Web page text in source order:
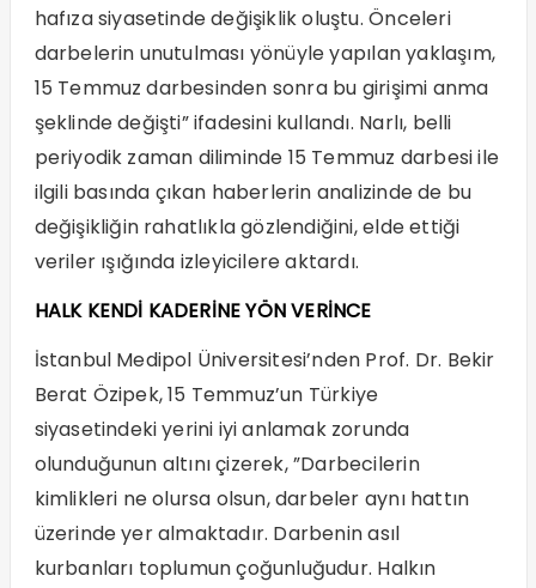
hafıza siyasetinde değişiklik oluştu. Önceleri
darbelerin unutulması yönüyle yapılan yaklaşım,
15 Temmuz darbesinden sonra bu girişimi anma
şeklinde değişti” ifadesini kullandı. Narlı, belli
periyodik zaman diliminde 15 Temmuz darbesi ile
ilgili basında çıkan haberlerin analizinde de bu
değişikliğin rahatlıkla gözlendiğini, elde ettiği
veriler ışığında izleyicilere aktardı.
HALK KENDİ KADERİNE YÖN VERİNCE
İstanbul Medipol Üniversitesi’nden Prof. Dr. Bekir
Berat Özipek, 15 Temmuz’un Türkiye
siyasetindeki yerini iyi anlamak zorunda
olunduğunun altını çizerek, ”Darbecilerin
kimlikleri ne olursa olsun, darbeler aynı hattın
üzerinde yer almaktadır. Darbenin asıl
kurbanları toplumun çoğunluğudur. Halkın